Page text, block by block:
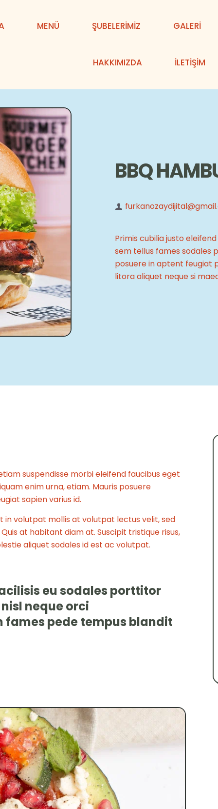
MENÜ ŞUBELERİMİZ GALERİ
HAKKIMIZDA İLETİŞİM
BBQ
Primis cubilia justo
sem tellus fames sodales
posuere in aptent
litora aliquet neque si
suspendisse morbi eleifend faucibus eget
enim urna, etiam. Mauris posuere
sapien varius id.
in volutpat mollis at volutpat lectus velit, sed
at habitant diam at. Suscipit tristique risus,
aliquet sodales id est ac volutpat.
eu sodales porttitor
neque orci
pede tempus blandit